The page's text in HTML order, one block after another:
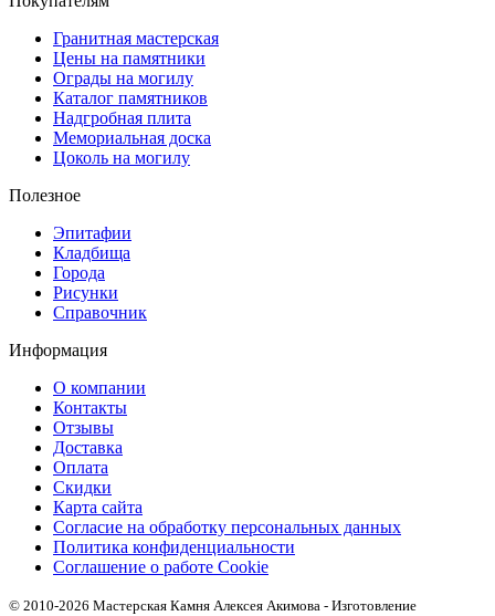
Гранитная мастерская
Цены на памятники
Ограды на могилу
Каталог памятников
Надгробная плита
Мемориальная доска
Цоколь на могилу
Полезное
Эпитафии
Кладбища
Города
Рисунки
Справочник
Информация
О компании
Контакты
Отзывы
Доставка
Оплата
Скидки
Карта сайта
Согласие на обработку персональных данных
Политика конфиденциальности
Соглашение о работе Cookie
© 2010-2026 Мастерская Камня Алексея Акимова - Изготовление